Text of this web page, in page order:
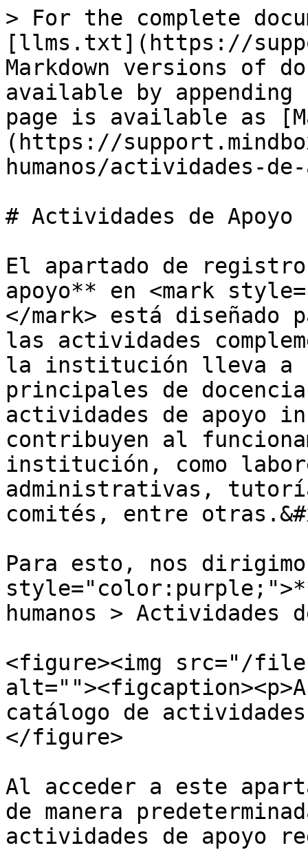
> For the complete
[llms.txt](https://
Markdown versions of
available by
page is available as
(https://
humanos/actividades-
# Actividades de Apoyo
El apartado de
apoyo** en <mark
</mark> está diseñado
las actividades
la institución lleva a
principales de
actividades de apoyo
contribuyen al
institución, como
administrativas,
comités, entre
Para esto, nos
humanos > Actividades
<figure><img src="/files/
catálogo de
</figure>
Al acceder a este
de manera
actividades de apoyo